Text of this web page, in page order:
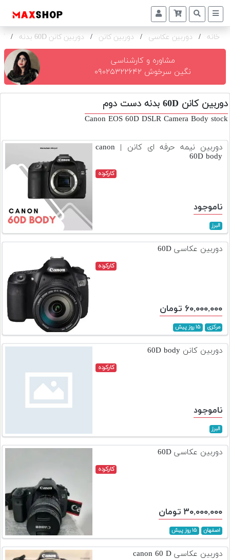
دوربین
و
تجهیزات
و
اکسسوری
دوم
اجاره
دوربین
و
تجهیزات
دست
دوم
لیست
قیمت
خانه / دوربین عکاسی / دوربین کانن / دوربین کانن 60D بدنه /
مشاوره و کارشناسی
نگین سرخوش ۰۹۰۲۵۳۲۲۶۴۲
دوربین کانن 60D بدنه دست دوم
Canon EOS 60D DSLR Camera Body stock
دوربین نیمه حرفه ای کانن | canon
60D body
کارکرده
ناموجود
البرز
دوربین عکاسی 60D
کارکرده
۶۰,۰۰۰,۰۰۰ تومان
مرکزی ۱۵ روز پیش
دوربین کانن 60D body
کارکرده
ناموجود
البرز
دوربین عکاسی 60D
کارکرده
۳۰,۰۰۰,۰۰۰ تومان
اصفهان ۱۵ روز پیش
دوربین عکاسی canon 60 D